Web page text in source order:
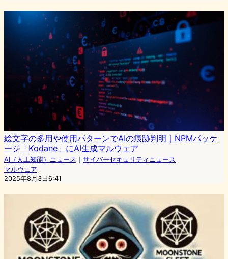
絵文字の多用や使用パターンでAIの痕跡判明｜NPMパッケ
ージ「Kodane」にAI生成マルウェア
AI（人工知能）ニュース ｜ サイバーセキュリティニュース
マルウェア
2025年8月3日6:41